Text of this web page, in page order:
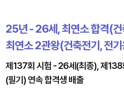
25년 - 26세, 최연소 합격(
최연소 2관왕(건축전기, 전
제137회 시험 - 26세(최종), 제
(필기) 연속 합격생 배출